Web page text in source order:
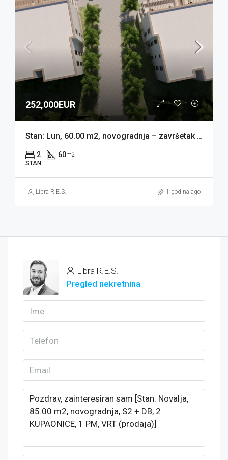
252,000EUR
Stan: Lun, 60.00 m2, novogradnja – završetak 05/2026 (prodaja)
2 60m2
STAN
Libra R.E.S. 1 godina ago
Libra R.E.S.
Pregled nekretnina